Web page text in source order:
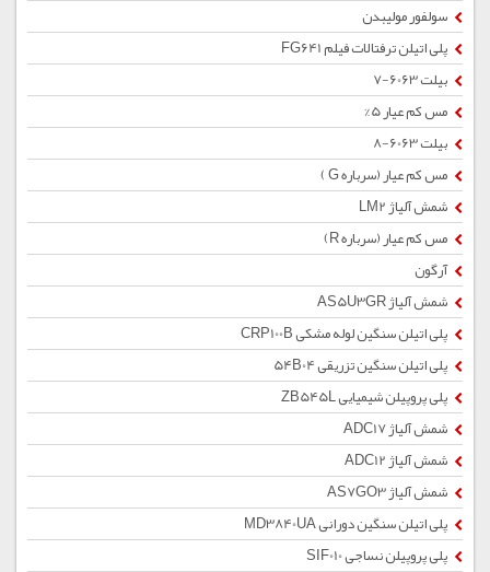
سولفور مولیبدن
پلی اتیلن ترفتالات فیلم FG641
بیلت 6063-7
مس کم عیار 5%
بیلت 6063-8
مس کم عیار (سرباره G )
شمش آلیاژ LM2
مس کم عیار (سرباره R)
آرگون
شمش آلیاژ AS5U3GR
پلی اتیلن سنگین لوله مشکی CRP100B
پلی اتیلن سنگین تزریقی 54B04
پلی پروپیلن شیمیایی ZB545L
شمش آلیاژ ADC17
شمش آلیاژ ADC12
شمش آلیاژ AS7GO3
پلی اتیلن سنگین دورانی MD3840UA
پلی پروپیلن نساجی SIF010